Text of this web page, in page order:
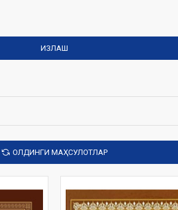
ИЗЛАШ
ОЛДИНГИ МАҲСУЛОТЛАР